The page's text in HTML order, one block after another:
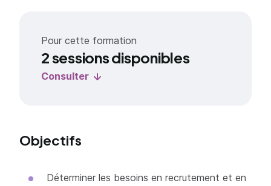
Pour cette formation
2 sessions disponibles
Consulter
Objectifs
Déterminer les besoins en recrutement et en